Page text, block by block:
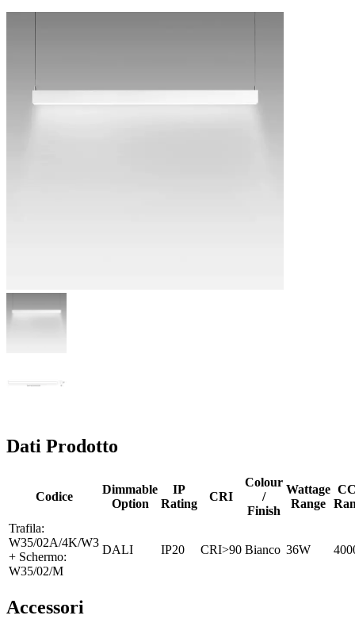
Dati Prodotto
Codice
Dimmable
Option
IP
Rating
CRI
Colour
/
Finish
Wattage
Range
Trafila:
W35/02A/4K/W3
+ Schermo:
W35/02/M
DALI IP20 CRI>90 Bianco 36W
Accessori